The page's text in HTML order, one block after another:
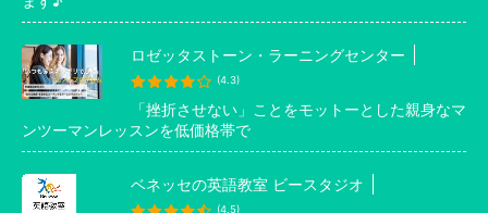
ロゼッタストーン・ラーニングセンター
(4.3)
「挫折させない」ことをモットーとした親身なマ
ンツーマンレッスンを低価格帯で
ベネッセの英語教室 ビースタジオ
(4.5)